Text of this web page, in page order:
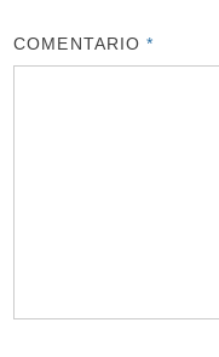
COMENTARIO*